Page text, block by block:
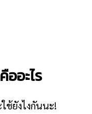
อะไร
ช้ยังไงกันนะ!